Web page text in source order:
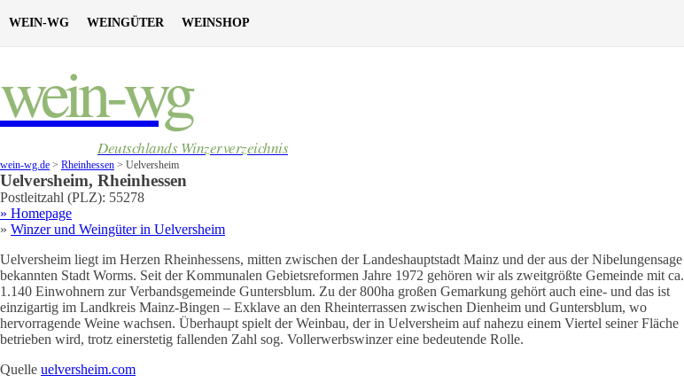
WEIN-WG WEINGÜTER WEINSHOP
wein-wg
Deutschlands Winzerverzeichnis
wein-wg.de > Rheinhessen > Uelversheim
Uelversheim, Rheinhessen
Postleitzahl (PLZ): 55278
» Homepage
» Winzer und Weingüter in Uelversheim
Uelversheim liegt im Herzen Rheinhessens, mitten zwischen der Landeshauptstadt Mainz und der aus der Nibelungensage
bekannten Stadt Worms. Seit der Kommunalen Gebietsreformen Jahre 1972 gehören wir als zweitgrößte Gemeinde mit ca.
1.140 Einwohnern zur Verbandsgemeinde Guntersblum. Zu der 800ha großen Gemarkung gehört auch eine- und das ist
einzigartig im Landkreis Mainz-Bingen – Exklave an den Rheinterrassen zwischen Dienheim und Guntersblum, wo
hervorragende Weine wachsen. Überhaupt spielt der Weinbau, der in Uelversheim auf nahezu einem Viertel seiner Fläche
betrieben wird, trotz einerstetig fallenden Zahl sog. Vollerwerbswinzer eine bedeutende Rolle.
Quelle uelversheim.com